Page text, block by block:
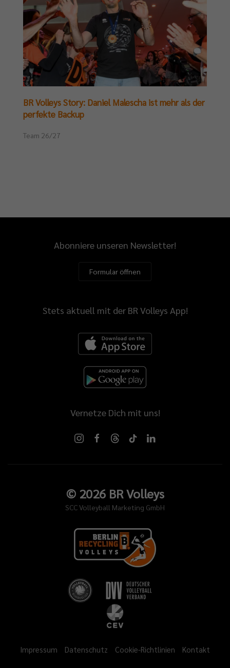
BR Volleys Story: Daniel Malescha ist mehr als der
perfekte Backup
Team 26/27
Abonniere unseren Newsletter!
Formular öffnen
Stets aktuell mit der BR Volleys App!
Vernetze Dich mit uns!
© 2026BR Volleys
SCC Volleyball Marketing GmbH
Impressum Datenschutz Cookie-Richtlinien Kontakt